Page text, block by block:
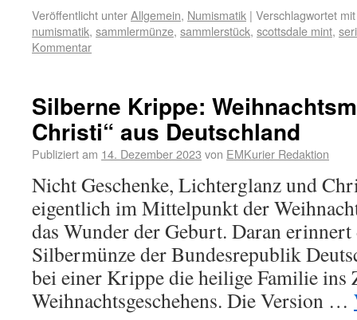
Veröffentlicht unterAllgemein, Numismatik | Verschlagwortet mit
numismatik, sammlermünze, sammlerstück, scottsdale mint,
Kommentar
Silberne Krippe:
Christi“ aus Deutschland
Publiziert am 14. Dezember 2023 von EMKurier Redaktion
Nicht Geschenke, Lichterglanz und
eigentlich im Mittelpunkt der
das Wunder der Geburt. Daran erinnert
Silbermünze der Bundesrepublik
bei einer Krippe die heilige Familie ins
Weihnachtsgeschehens. Die Version …